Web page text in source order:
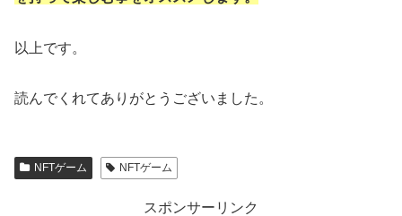
以上です。
読んでくれてありがとうございました。
NFTゲーム NFTゲーム
スポンサーリンク